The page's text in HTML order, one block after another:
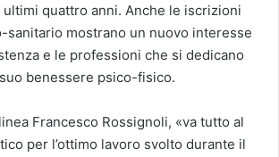
quattro anni. Anche le iscrizioni
sanitario mostrano un nuovo interesse
e le professioni che si dedicano
benessere psico-fisico.
Francesco Rossignoli, «va tutto al
per l’ottimo lavoro svolto durante il